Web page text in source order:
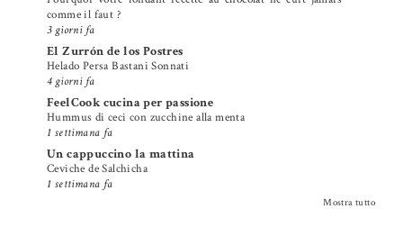
comme il faut ?
3 giorni fa
El Zurrón de los Postres
Helado Persa Bastani Sonnati
4 giorni fa
FeelCook cucina per passione
Hummus di ceci con zucchine alla menta
1 settimana fa
Un cappuccino la mattina
Ceviche de Salchicha
1 settimana fa
Mostra tutto